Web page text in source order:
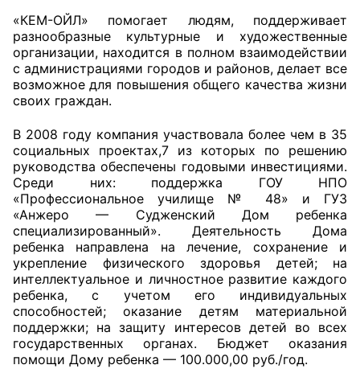
Документы ОП КО
Регламент ОП КО
Кодекс этики ОП КО
Положения
Соглашения
Рекомендации
Порядок работы ЦОН
Аппарат ОП КО
УСТАВ ГКУ “АППАРАТ ОП КО”
Доходы руководителя за 2024 г.
«КЕМ-ОЙЛ» помогает людям, поддерживает
разнообразные культурные и художественные
организации, находится в полном взаимодействии
с администрациями городов и районов, делает все
возможное для повышения общего качества жизни
своих граждан.
В 2008 году компания участвовала более чем в 35
социальных проектах,7 из которых по решению
руководства обеспечены годовыми инвестициями.
Среди них: поддержка ГОУ НПО
«Профессиональное училище № 48» и ГУЗ
«Анжеро — Судженский Дом ребенка
специализированный». Деятельность Дома
ребенка направлена на лечение, сохранение и
укрепление физического здоровья детей; на
интеллектуальное и личностное развитие каждого
ребенка, с учетом его индивидуальных
способностей; оказание детям материальной
поддержки; на защиту интересов детей во всех
государственных органах. Бюджет оказания
помощи Дому ребенка — 100.000,00 руб./год.